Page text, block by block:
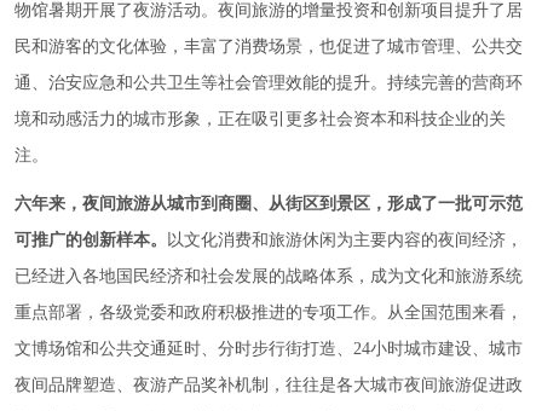
物馆暑期开展了夜游活动。夜间旅游的增量投资和创新项目提升了居
民和游客的文化体验，丰富了消费场景，也促进了城市管理、公共交
通、治安应急和公共卫生等社会管理效能的提升。持续完善的营商环
境和动感活力的城市形象，正在吸引更多社会资本和科技企业的关
注。
六年来，夜间旅游从城市到商圈、从街区到景区，形成了一批可示范
可推广的创新样本。
以文化消费和旅游休闲为主要内容的夜间经济，
已经进入各地国民经济和社会发展的战略体系，成为文化和旅游系统
重点部署，各级党委和政府积极推进的专项工作。从全国范围来看，
文博场馆和公共交通延时、分时步行街打造、24小时城市建设、城市
夜间品牌塑造、夜游产品奖补机制，往往是各大城市夜间旅游促进政